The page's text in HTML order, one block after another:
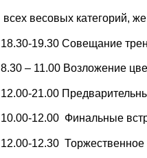
всех весовых категорий,
18.30-19.30 Совещание
8.30 – 11.00 Возложение
12.00-21.00
10.00-12.00 Финальные
12.00-12.30 Торжественное